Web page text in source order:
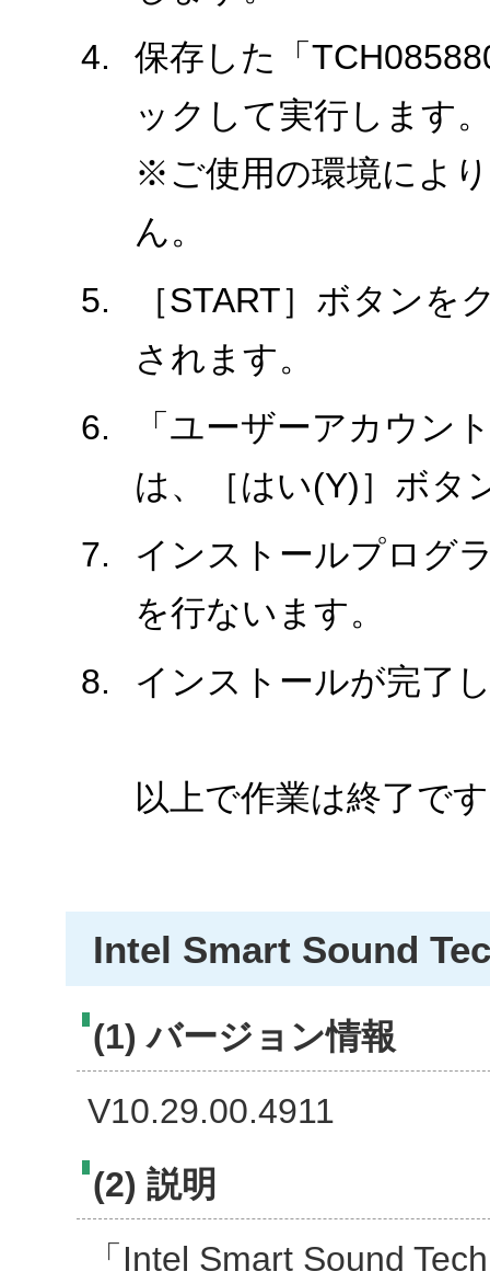
保存した「
ックして実行します
※ご使用の環境によ
ん。
［START］ボタン
されます。
「ユーザーアカウン
は、［はい(Y)］ボタ
インストールプログ
を行ないます。
インストールが完了
以上で作業は終了で
Intel Smart Sound
(1) バージョン情報
V10.29.00.4911
(2) 説明
「Intel Smart Sound